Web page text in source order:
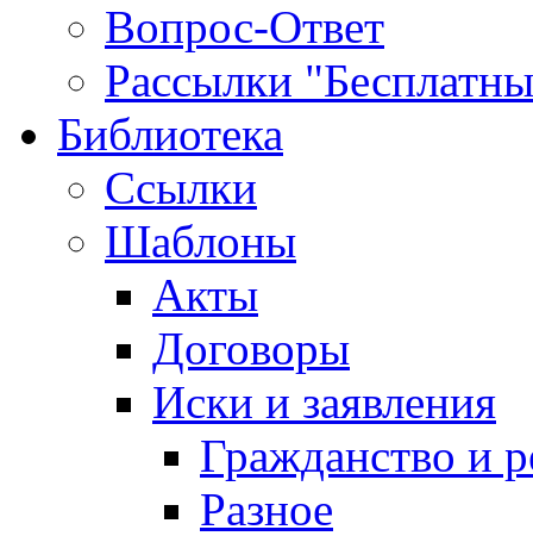
Вопрос-Ответ
Рассылки
Библиотека
Ссылки
Шаблоны
Акты
Договоры
Иски и заявления
Гражданство и
Разное